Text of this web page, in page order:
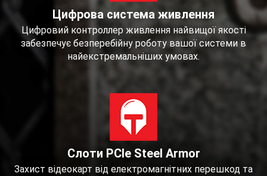
Цифрова система живлення
Цифровий контроллер живлення найвищої якості
забезпечує безперебійну роботу вашої системи в
найекстремальніших умовах.
Слоти PCIe Steel Armor
Захист відеокарт від електромагнітних перешкод та